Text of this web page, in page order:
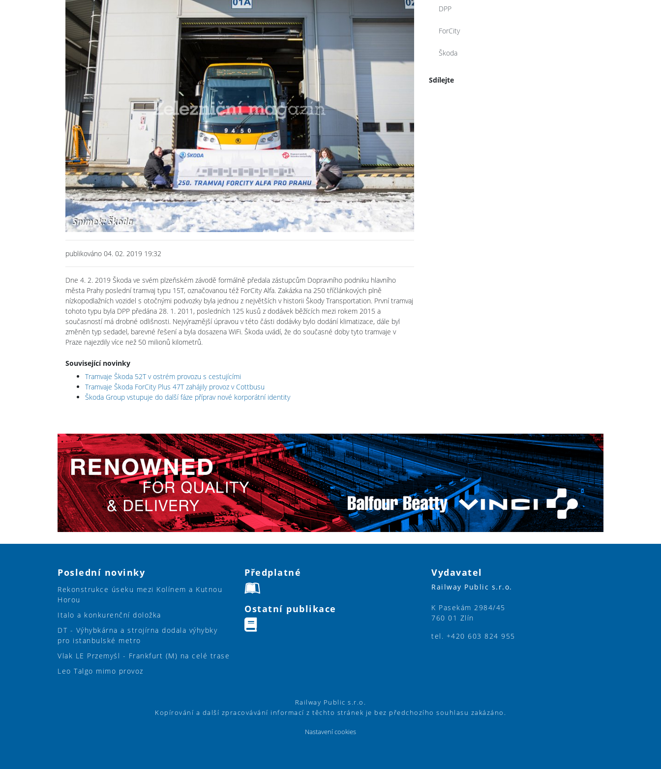
publikováno 04. 02. 2019 19:32
Dne 4. 2. 2019 Škoda ve svém plzeňském závodě formálně předala zástupcům Dopravního podniku hlavního
města Prahy poslední tramvaj typu 15T, označovanou též ForCity Alfa. Zakázka na 250 tříčlánkových plně
nízkopodlažních vozidel s otočnými podvozky byla jednou z největších v historii Škody Transportation. První tramvaj
tohoto typu byla DPP předána 28. 1. 2011, posledních 125 kusů z dodávek běžících mezi rokem 2015 a
současností má drobné odlišnosti. Nejvýraznější úpravou v této části dodávky bylo dodání klimatizace, dále byl
změněn typ sedadel, barevné řešení a byla dosazena WiFi. Škoda uvádí, že do současné doby tyto tramvaje v
Praze najezdily více než 50 milionů kilometrů.
Související novinky
Tramvaje Škoda 52T v ostrém provozu s cestujícími
Tramvaje Škoda ForCity Plus 47T zahájily provoz v Cottbusu
Škoda Group vstupuje do další fáze příprav nové korporátní identity
DPP
ForCity
Škoda
Sdílejte
Poslední novinky
Rekonstrukce úseku mezi Kolínem a Kutnou
Horou
Italo a konkurenční doložka
DT - Výhybkárna a strojírna dodala výhybky
pro istanbulské metro
Vlak LE Przemyśl - Frankfurt (M) na celé trase
Leo Talgo mimo provoz
Předplatné
Ostatní publikace
Vydavatel
Railway Public s.r.o.
K Pasekám 2984/45
760 01 Zlín
tel. +420 603 824 955
Railway Public s.r.o.
Kopírování a další zpracovávání informací z těchto stránek je bez předchozího souhlasu zakázáno.
Nastavení cookies